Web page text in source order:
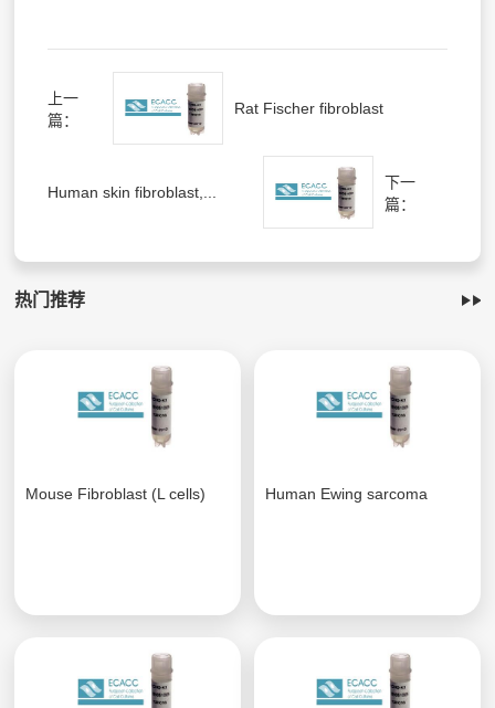
上一
篇：
Rat Fischer fibroblast
Human skin fibroblast,...
下一
篇：
热门推荐
Mouse Fibroblast (L cells) Human Ewing sarcoma